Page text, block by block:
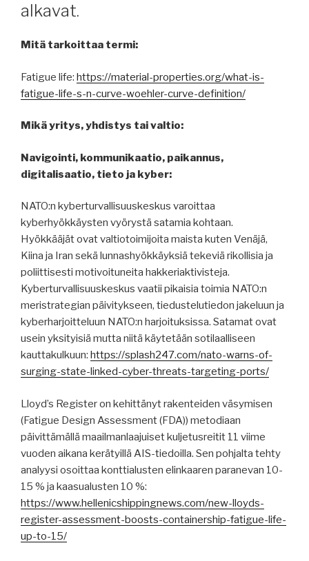
alkavat.
Mitä tarkoittaa termi:
Fatigue life: https://material-properties.org/what-is-
fatigue-life-s-n-curve-woehler-curve-definition/
Mikä yritys, yhdistys tai valtio:
Navigointi, kommunikaatio, paikannus,
digitalisaatio, tieto ja kyber:
NATO:n kyberturvallisuuskeskus varoittaa
kyberhyökkäysten vyörystä satamia kohtaan.
Hyökkääjät ovat valtiotoimijoita maista kuten Venäjä,
Kiina ja Iran sekä lunnashyökkäyksiä tekeviä rikollisia ja
poliittisesti motivoituneita hakkeriaktivisteja.
Kyberturvallisuuskeskus vaatii pikaisia toimia NATO:n
meristrategian päivitykseen, tiedustelutiedon jakeluun ja
kyberharjoitteluun NATO:n harjoituksissa. Satamat ovat
usein yksityisiä mutta niitä käytetään sotilaalliseen
kauttakulkuun: https://splash247.com/nato-warns-of-
surging-state-linked-cyber-threats-targeting-ports/
Lloyd’s Register on kehittänyt rakenteiden väsymisen
(Fatigue Design Assessment (FDA)) metodiaan
päivittämällä maailmanlaajuiset kuljetusreitit 11 viime
vuoden aikana kerätyillä AIS-tiedoilla. Sen pohjalta tehty
analyysi osoittaa konttialusten elinkaaren paranevan 10-
15 % ja kaasualusten 10 %:
https://www.hellenicshippingnews.com/new-lloyds-
register-assessment-boosts-containership-fatigue-life-
up-to-15/